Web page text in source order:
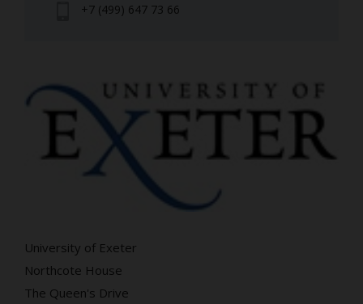
+7 (499) 647 73 66
University of Exeter
Northcote House
The Queen's Drive